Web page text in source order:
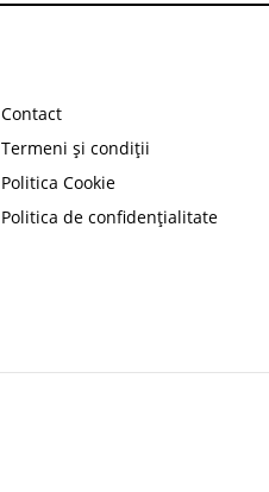
Contact
Termeni și condiții
Politica Cookie
Politica de confidențialitate
reducere la